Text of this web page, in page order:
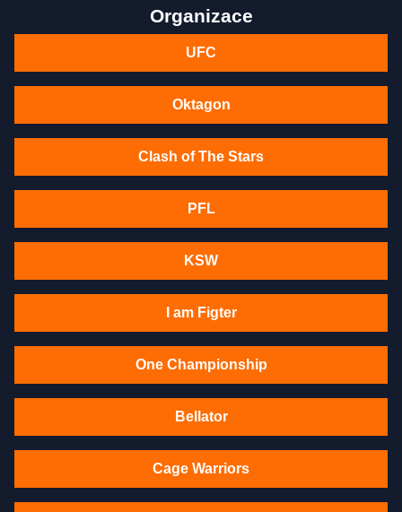
Organizace
UFC
Oktagon
Clash of The Stars
PFL
KSW
I am Figter
One Championship
Bellator
Cage Warriors